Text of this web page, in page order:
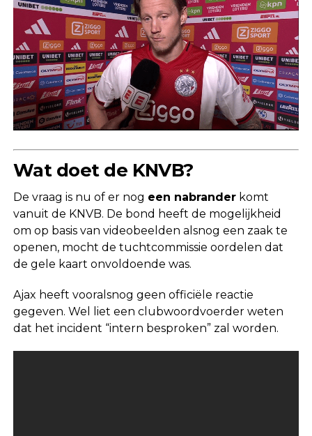
Wat doet de KNVB?
De vraag is nu of er nog een nabranderkomt
vanuit de KNVB. De bond heeft de mogelijkheid
om op basis van videobeelden alsnog een zaak te
openen, mocht de tuchtcommissie oordelen dat
de gele kaart onvoldoende was.
Ajax heeft vooralsnog geen officiële reactie
gegeven. Wel liet een clubwoordvoerder weten
dat het incident “intern besproken” zal worden.